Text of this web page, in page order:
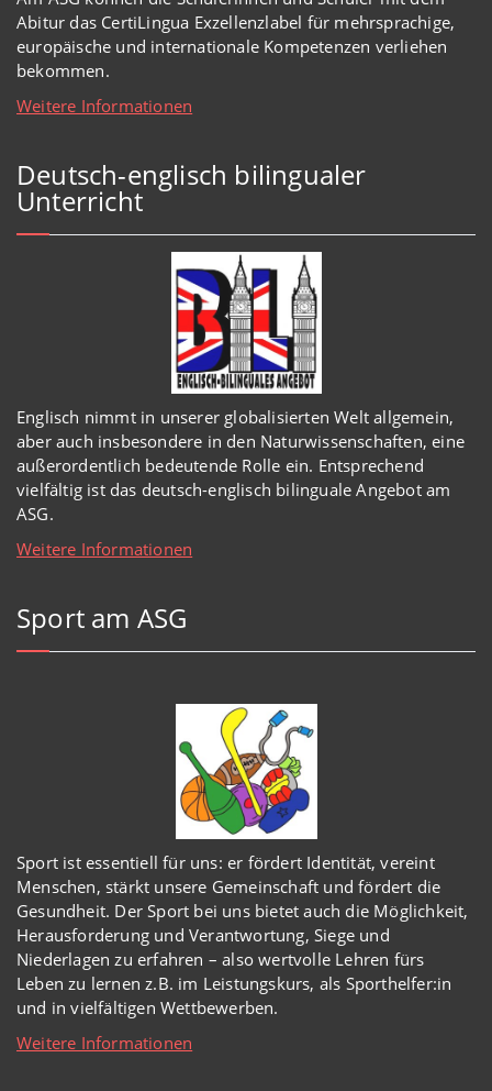
Abitur das CertiLingua Exzellenzlabel für mehrsprachige,
europäische und internationale Kompetenzen verliehen
bekommen.
Weitere Informationen
Deutsch-englisch bilingualer
Unterricht
Englisch nimmt in unserer globalisierten Welt allgemein,
aber auch insbesondere in den Naturwissenschaften, eine
außerordentlich bedeutende Rolle ein. Entsprechend
vielfältig ist das deutsch-englisch bilinguale Angebot am
ASG.
Weitere Informationen
Sport am ASG
Sport ist essentiell für uns: er fördert Identität, vereint
Menschen, stärkt unsere Gemeinschaft und fördert die
Gesundheit. Der Sport bei uns bietet auch die Möglichkeit,
Herausforderung und Verantwortung, Siege und
Niederlagen zu erfahren – also wertvolle Lehren fürs
Leben zu lernen z.B. im Leistungskurs, als Sporthelfer:in
und in vielfältigen Wettbewerben.
Weitere Informationen